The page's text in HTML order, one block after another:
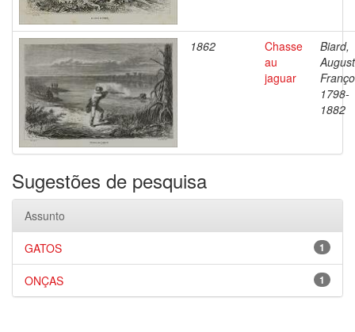
1862
Chasse
au
jaguar
Biard,
1798-
1882
Sugestões de pesquisa
Assunto
1
GATOS
1
ONÇAS